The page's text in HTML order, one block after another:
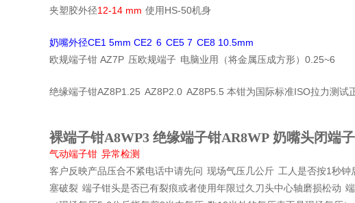
夹塑胶外径12-14 mm 使用 HS-50机身
奶嘴外径CE1 5mm CE2 6 CE5 7 CE8 10.5mm
欧规端子钳 AZ7P 压欧规端子 电脑业用（将金属压成方形） 0.25~6
绝缘端子钳AZ8P1.25 AZ8P2.0 AZ8P5.5 本钳为国际标准ISO拉力测试
裸端子钳A8WP3 绝缘端子钳AR8WP 奶嘴头闭端
气动端子钳 异常检测
客户反映产品压合不紧电话中请先问 现场气压几公斤 工人是否按1 秒钟
塞破裂 端子钳头是否已有裂痕或者使用年限过久刀头中心轴磨损松动